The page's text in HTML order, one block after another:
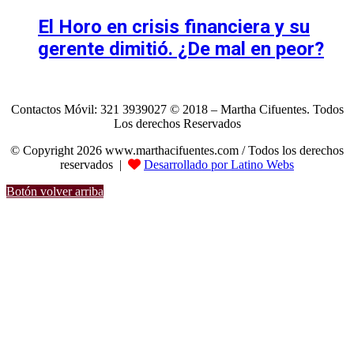
El Horo en crisis financiera y su
gerente dimitió. ¿De mal en peor?
Contactos Móvil: 321 3939027 © 2018 – Martha Cifuentes. Todos
Los derechos Reservados
© Copyright 2026 www.marthacifuentes.com / Todos los derechos
reservados |
Desarrollado por Latino Webs
Botón volver arriba